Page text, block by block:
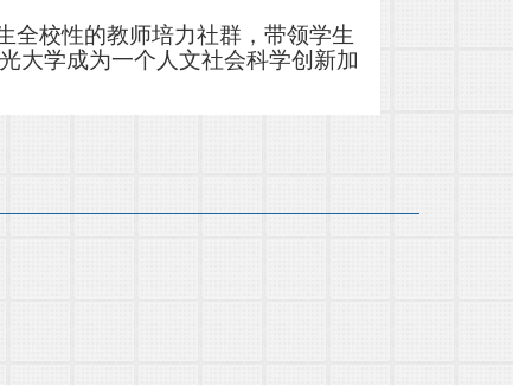
全校性的教师培力社群，带领学生
大学成为一个人文社会科学创新加